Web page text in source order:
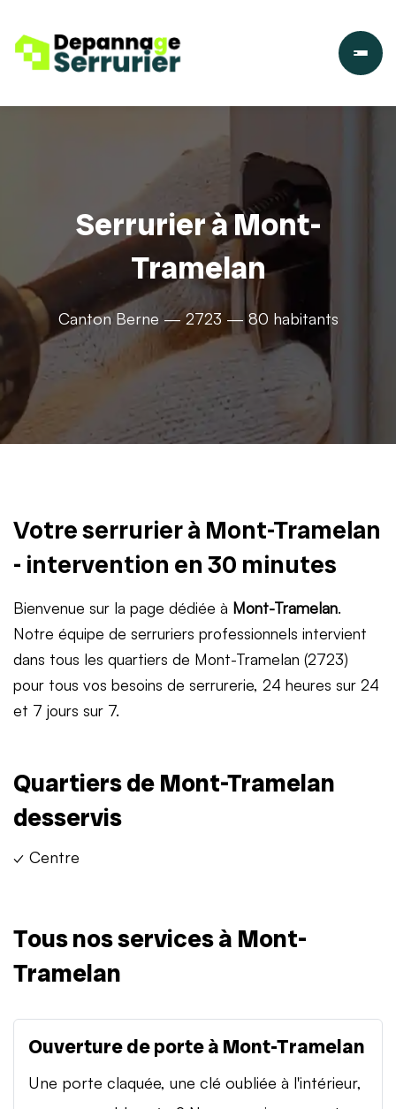
Serrurier à Mont-
Tramelan
Canton Berne — 2723 — 80 habitants
Votre serrurier à Mont-Tramelan
- intervention en 30 minutes
Bienvenue sur la page dédiée à Mont-Tramelan.
Notre équipe de serruriers professionnels intervient
dans tous les quartiers de Mont-Tramelan (2723)
pour tous vos besoins de serrurerie, 24 heures sur 24
et 7 jours sur 7.
Quartiers de Mont-Tramelan
desservis
✓ Centre
Tous nos services à Mont-
Tramelan
Ouverture de porte à Mont-Tramelan
Une porte claquée, une clé oubliée à l'intérieur,